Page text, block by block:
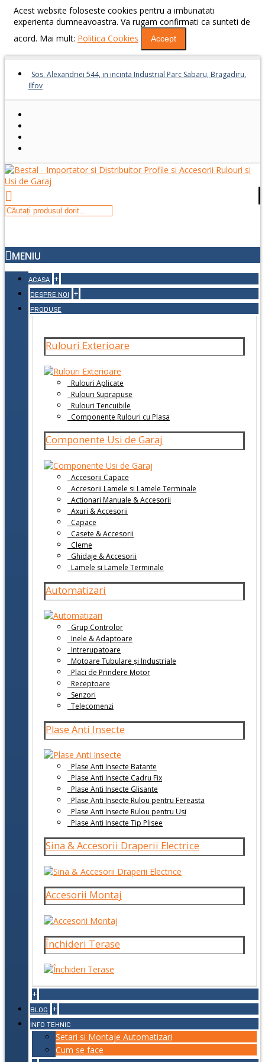
Acest website foloseste cookies pentru a imbunatati
experienta dumneavoastra. Va rugam confirmati ca sunteti de
acord. Mai mult: Politica Cookies Accept
Sos. Alexandriei 544, in incinta Industrial Parc Sabaru, Bragadiru,
Ilfov
MENIU
ACASA +
DESPRE NOI +
PRODUSE
Rulouri Exterioare
Rulouri Aplicate
Rulouri Suprapuse
Rulouri Tencuibile
Componente Rulouri cu Plasa
Componente Usi de Garaj
Accesorii Capace
Accesorii Lamele si Lamele Terminale
Actionari Manuale & Accesorii
Axuri & Accesorii
Capace
Casete & Accesorii
Cleme
Ghidaje & Accesorii
Lamele si Lamele Terminale
Automatizari
Grup Controlor
Inele & Adaptoare
Intrerupatoare
Motoare Tubulare și Industriale
Placi de Prindere Motor
Receptoare
Senzori
Telecomenzi
Plase Anti Insecte
Plase Anti Insecte Batante
Plase Anti Insecte Cadru Fix
Plase Anti Insecte Glisante
Plase Anti Insecte Rulou pentru Fereasta
Plase Anti Insecte Rulou pentru Usi
Plase Anti Insecte Tip Plisee
Sina & Accesorii Draperii Electrice
Accesorii Montaj
Închideri Terase
+
BLOG +
INFO TEHNIC
Setari si Montaje Automatizari
Cum se face